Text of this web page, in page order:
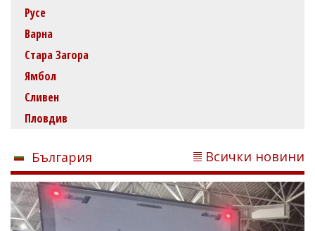
Русе
Варна
Стара Загора
Ямбол
Сливен
Пловдив
България Всички новини